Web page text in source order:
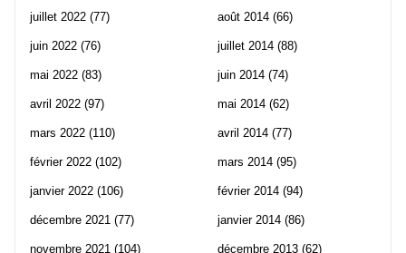
juillet 2022 (77)
juin 2022 (76)
mai 2022 (83)
avril 2022 (97)
mars 2022 (110)
février 2022 (102)
janvier 2022 (106)
décembre 2021 (77)
novembre 2021 (104)
août 2014 (66)
juillet 2014 (88)
juin 2014 (74)
mai 2014 (62)
avril 2014 (77)
mars 2014 (95)
février 2014 (94)
janvier 2014 (86)
décembre 2013 (62)